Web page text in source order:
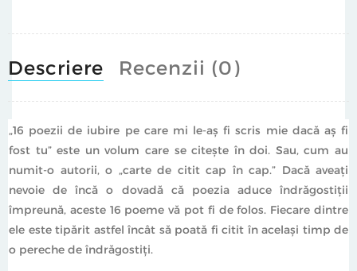
Descriere Recenzii (0)
„16 poezii de iubire pe care mi le-aş fi scris mie dacă aş fi
fost tu” este un volum care se citeşte în doi. Sau, cum au
numit-o autorii, o „carte de citit cap în cap.” Dacă aveaţi
nevoie de încă o dovadă că poezia aduce îndrăgostiţii
împreună, aceste 16 poeme vă pot fi de folos. Fiecare dintre
ele este tipărit astfel încât să poată fi citit în acelaşi timp de
o pereche de îndrăgostiţi.